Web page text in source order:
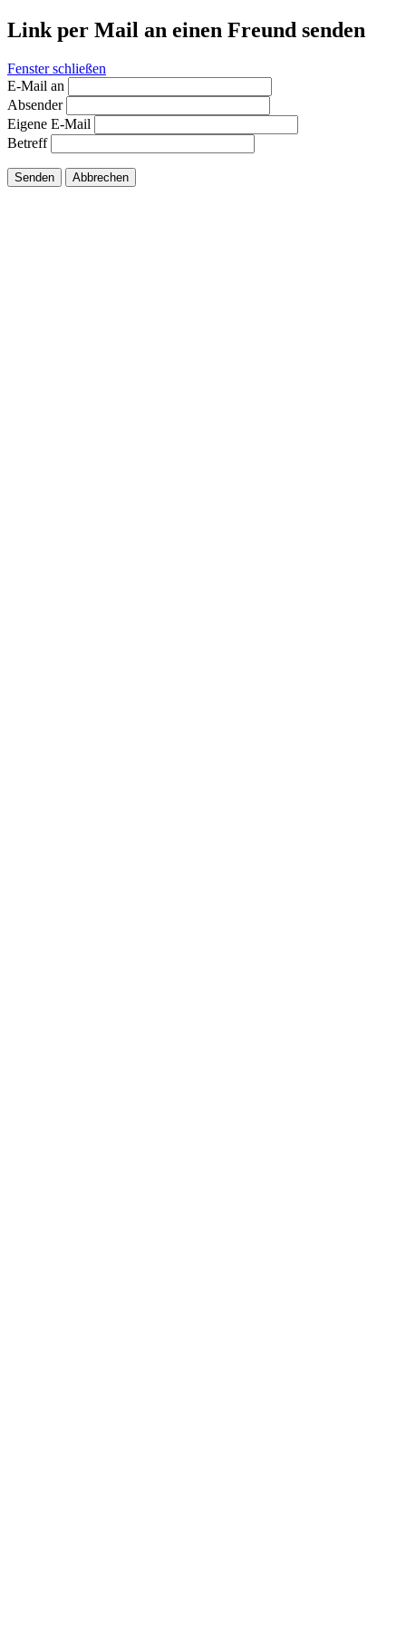
Link per Mail an einen Freund senden
Fenster schließen
E-Mail an
Absender
Eigene E-Mail
Betreff
Senden Abbrechen